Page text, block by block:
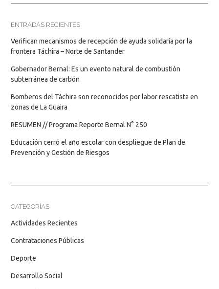
ENTRADAS RECIENTES
Verifican mecanismos de recepción de ayuda solidaria por la
frontera Táchira – Norte de Santander
Gobernador Bernal: Es un evento natural de combustión
subterránea de carbón
Bomberos del Táchira son reconocidos por labor rescatista en
zonas de La Guaira
RESUMEN // Programa Reporte Bernal N° 250
Educación cerró el año escolar con despliegue de Plan de
Prevención y Gestión de Riesgos
CATEGORÍAS
Actividades Recientes
Contrataciones Públicas
Deporte
Desarrollo Social